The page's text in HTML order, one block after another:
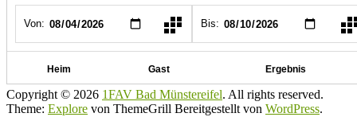
Copyright © 2026 1FAV Bad Münstereifel. All rights reserved.
Theme: Explore von ThemeGrill Bereitgestellt von WordPress.